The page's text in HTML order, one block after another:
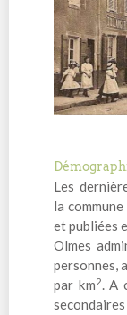
Les
la
et publiées
Olmes
personnes,
par km2. A